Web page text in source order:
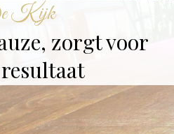
Kijk
zorgt voor